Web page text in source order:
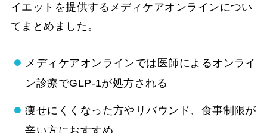
イエットを提供するメディケアオンラインについ
てまとめました。
メディケアオンラインでは医師によるオンライ
ン診療でGLP-1が処方される
痩せにくくなった方やリバウンド、食事制限が